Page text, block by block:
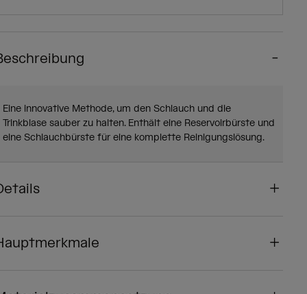
Eine innovative Methode, um den Schlauch und die
Trinkblase sauber zu halten. Enthält eine Reservoirbürste und
eine Schlauchbürste für eine komplette Reinigungslösung.